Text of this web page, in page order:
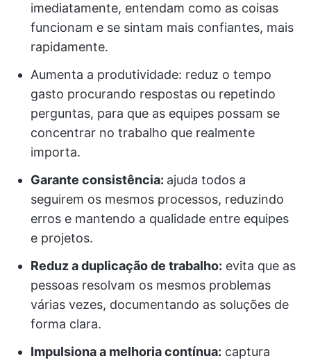
imediatamente, entendam como as coisas
funcionam e se sintam mais confiantes, mais
rapidamente.
Aumenta a produtividade: reduz o tempo
gasto procurando respostas ou repetindo
perguntas, para que as equipes possam se
concentrar no trabalho que realmente
importa.
Garante consistência: ajuda todos a
seguirem os mesmos processos, reduzindo
erros e mantendo a qualidade entre equipes
e projetos.
Reduz a duplicação de trabalho: evita que as
pessoas resolvam os mesmos problemas
várias vezes, documentando as soluções de
forma clara.
Impulsiona a melhoria contínua: captura